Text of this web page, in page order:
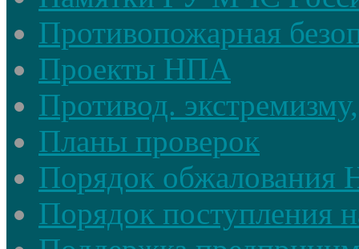
Противопожарная
Проекты НПА
Противод.
Планы проверок
Порядок
Порядок поступления